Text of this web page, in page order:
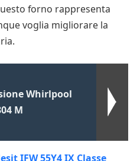
forno rappresenta
voglia migliorare la
Whirlpool
M